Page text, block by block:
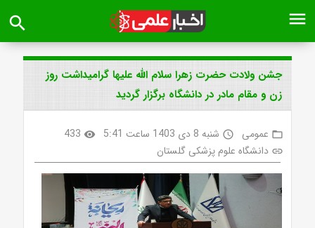
menu
search
جشن ولادت حضرت زهرا سلام الله علیها گرامیداشت روز
زن و مقام مادر در دانشگاه برگزار گردید
folder_open عمومی access_time شنبه 8 دی 1403 ساعت 5:41 visibility
433
link دانشگاه علوم پزشکی گلستان